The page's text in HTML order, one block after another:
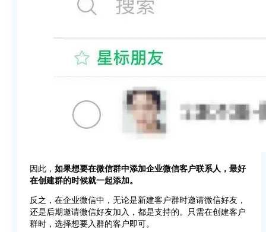
因此， 如果想要在微信群中添加企业微信客户联系人，最好
在创建群的时候就一起添加。
反之，在企业微信中，无论是新建客户群时邀请微信好友，
还是后期邀请微信好友加入，都是支持的。只需在创建客户
群时，选择想要入群的客户即可。